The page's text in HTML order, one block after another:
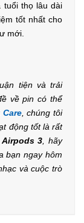
tuổi thọ lâu dài
tốt nhất cho
mới.
tiện và trải
về pin có thể
Care, chúng tôi
động tốt là rất
3 ,hãy
bạn ngay hôm
và cuộc trò